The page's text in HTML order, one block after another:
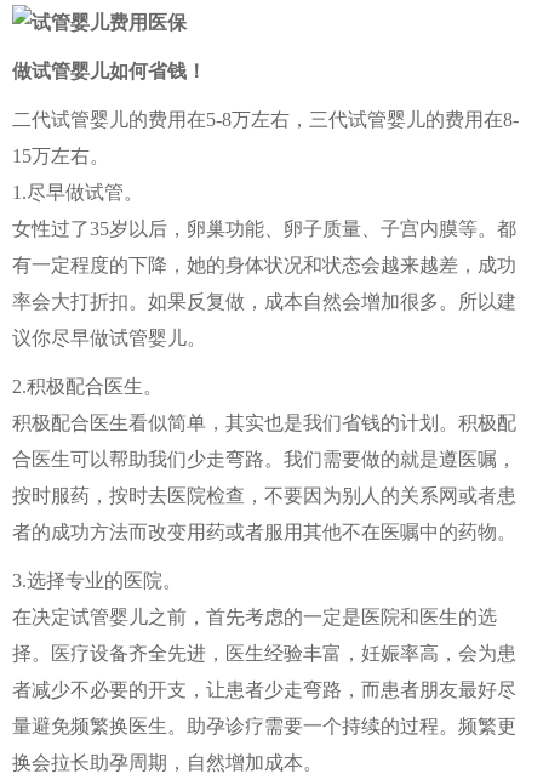
做试管婴儿如何省钱！
二代试管婴儿的费用在5-8万左右，三代试管婴儿的费用在8-
15万左右。
1.尽早做试管。
女性过了35岁以后，卵巢功能、卵子质量、子宫内膜等。都
有一定程度的下降，她的身体状况和状态会越来越差，成功
率会大打折扣。如果反复做，成本自然会增加很多。所以建
议你尽早做试管婴儿。
2.积极配合医生。
积极配合医生看似简单，其实也是我们省钱的计划。积极配
合医生可以帮助我们少走弯路。我们需要做的就是遵医嘱，
按时服药，按时去医院检查，不要因为别人的关系网或者患
者的成功方法而改变用药或者服用其他不在医嘱中的药物。
3.选择专业的医院。
在决定试管婴儿之前，首先考虑的一定是医院和医生的选
择。医疗设备齐全先进，医生经验丰富，妊娠率高，会为患
者减少不必要的开支，让患者少走弯路，而患者朋友最好尽
量避免频繁换医生。助孕诊疗需要一个持续的过程。频繁更
换会拉长助孕周期，自然增加成本。